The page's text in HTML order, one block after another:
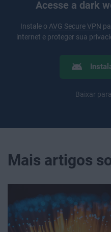
Acesse a dark
Instale o AVG Secure VPN
internet e proteger sua
Baixar para
Mais artigos